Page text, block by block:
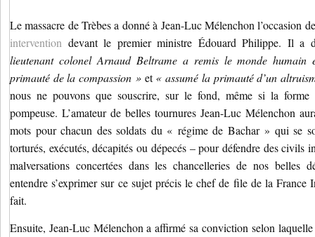
Le massacre de Trèbes a donné à Jean-Luc Mélenchon l’occasion
intervention devant le premier ministre Édouard Philippe. Il a
lieutenant colonel Arnaud Beltrame a remis le monde humain
primauté de la compassion »et« assumé la primauté d’un
nous ne pouvons que souscrire, sur le fond, même si la forme
pompeuse. L’amateur de belles tournures Jean-Luc Mélenchon
mots pour chacun des soldats du « régime de Bachar » qui se
torturés, exécutés, décapités ou dépecés – pour défendre des civils
malversations concertées dans les chancelleries de nos belles
entendre s’exprimer sur ce sujet précis le chef de file de la France
fait.
Ensuite, Jean-Luc Mélenchon a affirmé sa conviction selon